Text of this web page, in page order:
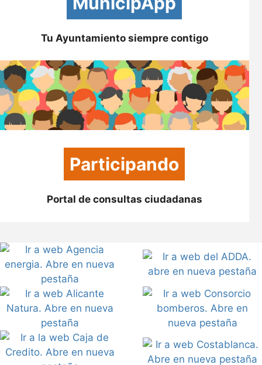
Tu Ayuntamiento siempre contigo
Participando
Portal de consultas ciudadanas